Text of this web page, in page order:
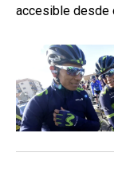
accesible desde